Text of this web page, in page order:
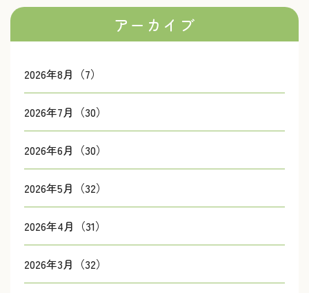
アーカイブ
2026年8月（7）
2026年7月（30）
2026年6月（30）
2026年5月（32）
2026年4月（31）
2026年3月（32）